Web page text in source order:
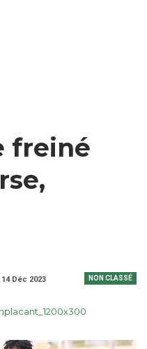
freiné
NON CLASSÉ
14 Déc 2023